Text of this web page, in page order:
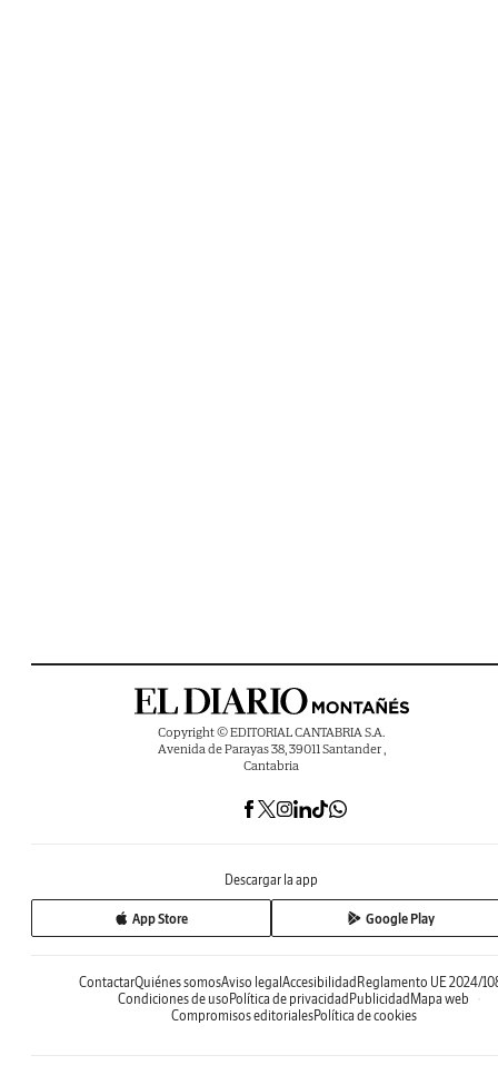
Copyright © EDITORIAL CANTABRIA S.A.
Avenida de Parayas 38, 39011 Santander ,
Cantabria
Descargar la app
App Store Google Play
ContactarQuiénes somosAviso legal Accesibilidad Reglamento UE 2024/
Condiciones de uso Política de privacidad Publicidad Mapa web
Compromisos editorialesPolítica de cookies